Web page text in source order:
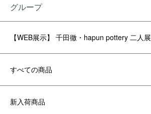
グループ
【WEB展示】 千田徹・hapun pottery 二人展
すべての商品
新入荷商品